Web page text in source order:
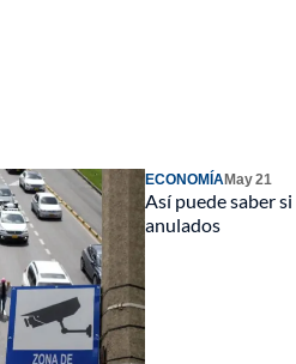
ECONOMÍAMay 21
Así puede saber
anulados